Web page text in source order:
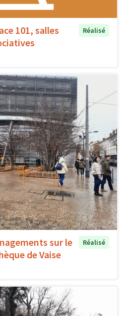
101, salles
Réalisé
sur le
de Vaise
Réalisé